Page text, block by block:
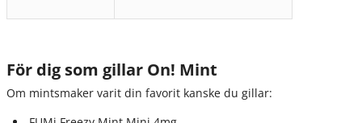
För dig som gillar On! Mint
Om mintsmaker varit din favorit kanske du gillar: